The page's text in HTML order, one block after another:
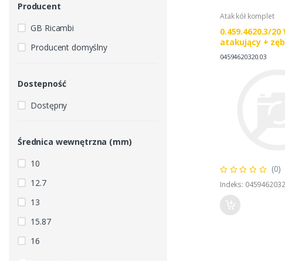
Producent
GB Ricambi
Producent domyślny
Dostepność
Dostępny
Średnica wewnętrzna (mm)
10
12.7
13
15.87
16
Atak kół komplet
0.459.4620.3/20
atakujący +
Z15/40, SAME
0.459.4620.3/20
04594620320.03
(0)
Indeks: